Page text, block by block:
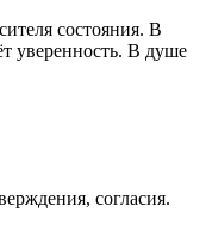
состояния. В
уверенность. В душе
согласия.